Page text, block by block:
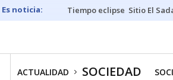
Tiempo eclipse Sitio El
ACTUALIDAD SOCIEDAD